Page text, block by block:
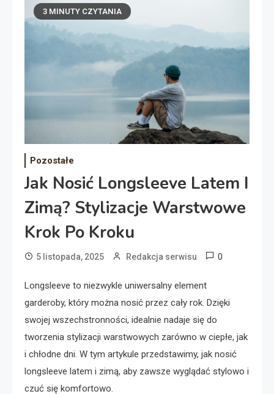
3 MINUTY CZYTANIA
Pozostałe
Jak Nosić Longsleeve Latem I
Zimą? Stylizacje Warstwowe
Krok Po Kroku
5 listopada, 2025 Redakcja serwisu 0
Longsleeve to niezwykle uniwersalny element
garderoby, który można nosić przez cały rok. Dzięki
swojej wszechstronności, idealnie nadaje się do
tworzenia stylizacji warstwowych zarówno w ciepłe, jak
i chłodne dni. W tym artykule przedstawimy, jak nosić
longsleeve latem i zimą, aby zawsze wyglądać stylowo i
czuć się komfortowo.